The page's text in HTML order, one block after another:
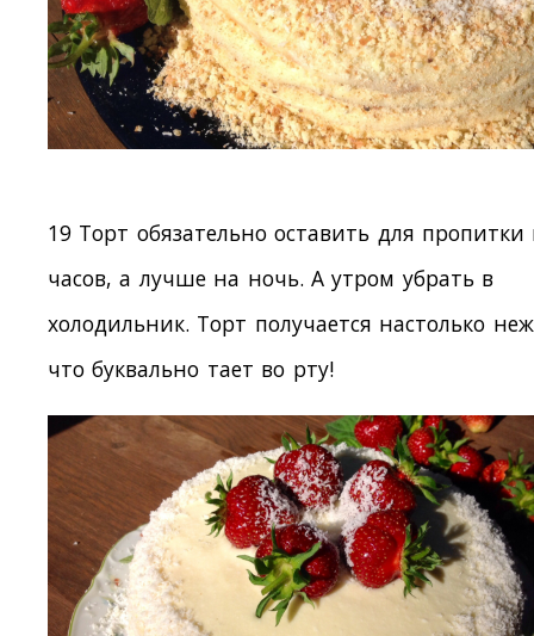
19 Торт обязательно оставить для пропитки
часов, а лучше на ночь. А утром убрать в
холодильник. Торт получается настолько
что буквально тает во рту!